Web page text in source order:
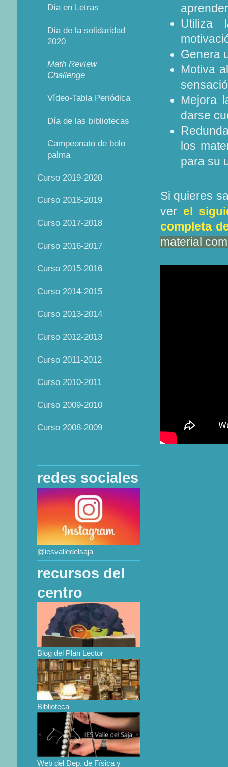
Utiliza
Genera
Motiva
Mejora
darse
los
para su
Si quieres
ver el
completa
material
Día en Letras
Día de la solidaridad
2020
Math Review
Challenge
Vídeo-Tabla Periódica
Día de las bibliotecas
Campeonato de bolo
palma
Curso 2019-2020
Curso 2018-2019
Curso 2017-2018
Curso 2016-2017
Curso 2015-2016
Curso 2014-2015
Curso 2013-2014
Curso 2012-2013
Curso 2011-2012
Curso 2010-2011
Curso 2009-2010
Curso 2008-2009
redes sociales
@iesvalledelsaja
recursos del
centro
Blog del Plan Lector
Biblioteca
Web del Dep. de Física y